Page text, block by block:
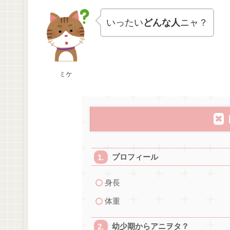
ミケ
いったい どんな人ニャ？
プロフィール
身長
体重
幼少期からアニヲタ？